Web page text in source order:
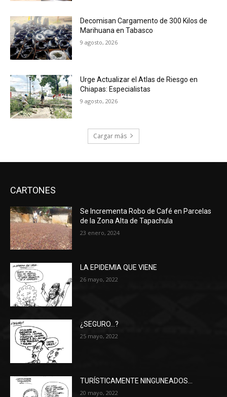
Decomisan Cargamento de 300 Kilos de
Marihuana en Tabasco
9 agosto, 2026
Urge Actualizar el Atlas de Riesgo en
Chiapas: Especialistas
9 agosto, 2026
Cargar más
CARTONES
Se Incrementa Robo de Café en Parcelas
de la Zona Alta de Tapachula
23 enero, 2024
LA EPIDEMIA QUE VIENE
26 mayo, 2022
¿SEGURO…?
25 mayo, 2022
TURÍSTICAMENTE NINGUNEADOS…
20 mayo, 2022